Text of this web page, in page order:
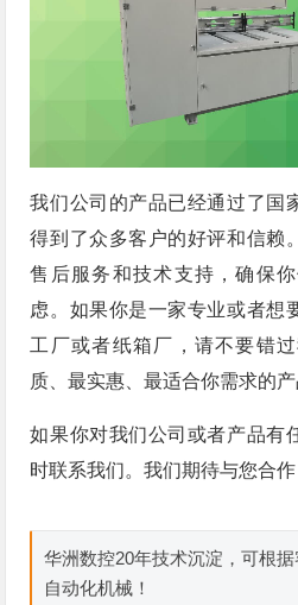
我们公司的产品已经通过了国
得到了众多客户的好评和信赖
售后服务和技术支持，确保
虑。如果你是一家专业或者想
工厂或者纸箱厂，请不要错
质、最实惠、最适合你需求的产
如果你对我们公司或者产品有
时联系我们。我们期待与您合作
华洲数控20年技术沉淀，可根
自动化机械！